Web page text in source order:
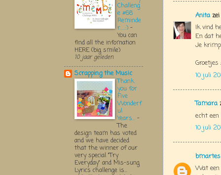
Anita zei
Ik vind
En dat
Je
Groetjes
10 juli
Tamara
echt
10 juli
bmartes
Wat
Challeng
e #68
Reminde
r.....:) -
You can
find all the infomation
HERE (big smile)
10 jaar geleden
Scrapping the Music
Thank
you for
Five
Wonderf
ul
Years... -
The
design team has voted
and we have decided
that the winner of our
very special "Try
Everyday" and Mis-sung
Lyrics challenge is...